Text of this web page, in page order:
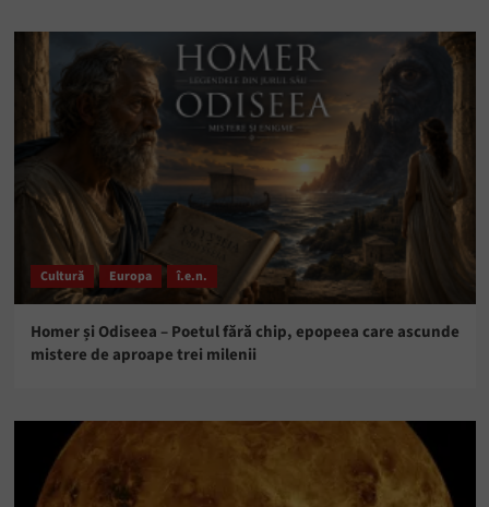
Cultură Europa î.e.n.
Homer și Odiseea – Poetul fără chip, epopeea care ascunde
mistere de aproape trei milenii